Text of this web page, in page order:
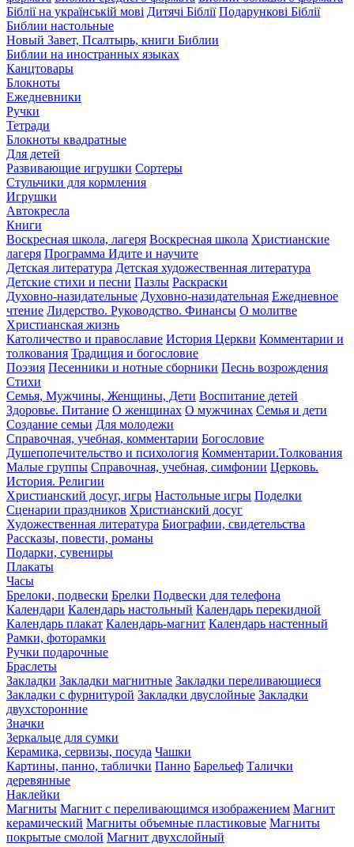
Біблії на українській мові Дитячі Біблії Подарункові Біблії
Библии настольные
Новый Завет, Псалтырь, книги Библии
Библии на иностранных языках
Канцтовары
Блокноты
Ежедневники
Ручки
Тетради
Блокноты квадратные
Для детей
Развивающие игрушки Сортеры
Стульчики для кормления
Игрушки
Автокресла
Книги
Воскресная школа, лагеря Воскресная школа Христианские
лагеря Программа Идите и научите
Детская литература Детская художественная литература
Детские стихи и песни Пазлы Раскраски
Духовно-назидательные Духовно-назидательная Ежедневное
чтение Лидерство. Руководство. Финансы О молитве
Христианская жизнь
Католичество и православие История Церкви Комментарии и
толкования Традиция и богословие
Поэзия Песенники и нотные сборники Песнь возрождения
Стихи
Семья, Мужчины, Женщины, Дети Воспитание детей
Здоровье. Питание О женщинах О мужчинах Семья и дети
Создание семьи Для молодежи
Справочная, учебная, комментарии Богословие
Душепопечительство и психология Комментарии.Толкования
Малые группы Справочная, учебная, симфонии Церковь.
История. Религии
Христианский досуг, игры Настольные игры Поделки
Сценарии праздников Христианский досуг
Художественная литература Биографии, свидетельства
Рассказы, повести, романы
Подарки, сувениры
Плакаты
Часы
Брелоки, подвески Брелки Подвески для телефона
Календари Календарь настольный Календарь перекидной
Календарь плакат Календарь-магнит Календарь настенный
Рамки, фоторамки
Ручки подарочные
Браслеты
Закладки Закладки магнитные Закладки переливающиеся
Закладки с фурнитурой Закладки двуслойные Закладки
двухсторонние
Значки
Зеркальце для сумки
Керамика, сервизы, посуда Чашки
Картины, панно, таблички Панно Барельеф Талички
деревянные
Наклейки
Магниты Магнит с переливающимся изображением Магнит
керамический Магниты объемные пластиковые Магниты
покрытые смолой Магнит двухслойный